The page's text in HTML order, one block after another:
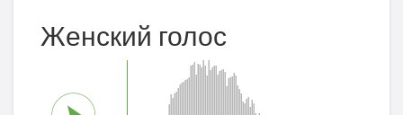
Женский голос